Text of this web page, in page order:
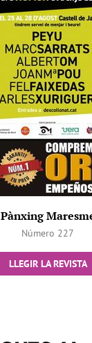
Pànxing
Número 227
LLEGIR LA REVISTA